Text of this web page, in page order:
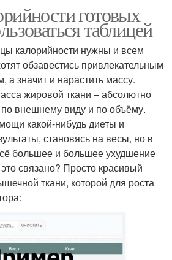
готовых
таблицей
калорийности нужны и всем
обзавестись привлекательным
значит и нарастить массу.
жировой ткани – абсолютно
внешнему виду и по объёму.
какой-нибудь диеты и
становясь на весы, но в
большее и большее ухудшение
связано? Просто красивый
ткани, которой для роста